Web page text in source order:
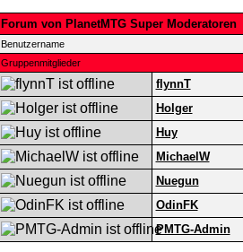
Forum von PlanetMTG Super Moderatoren
Benutzername
Gruppenmitglieder
flynnT
Holger
Huy
MichaelW
Nuegun
OdinFK
PMTG-Admin